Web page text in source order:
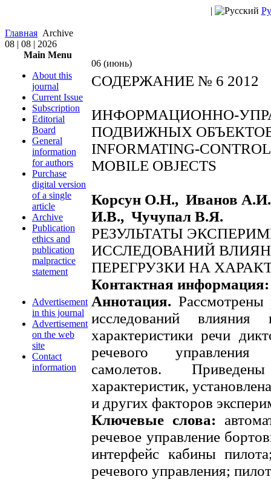
|
Главная Archive
08 | 08 | 2026
Main Menu
About this
journal
Current Issue
Subscription
Editorial
Board
General
information
for authors
Purchase
digital version
of a single
article
Archive
Publication
ethics and
publication
malpractice
statement
Advertisement
in this journal
Advertisement
on the web
site
Contact
information
06 (июнь)
СОДЕРЖАНИЕ № 6 2012
ИНФОРМАЦИОННО-
ПОДВИЖНЫХ
INFORMATING-
MOBILE OBJECTS
Корсун О.Н., Иванов
И.В., Чучупал В.Я.
РЕЗУЛЬТАТЫ
ИССЛЕДОВАНИЙ
ПЕРЕГРУЗКИ НА
Контактная информация:
Аннотация. Рассмотрены
исследований влияния
характеристики речи
речевого
самолетов.
характеристик,
и других факторов
Ключевые слова:
речевое управление
интерфейс кабины
речевого управления;